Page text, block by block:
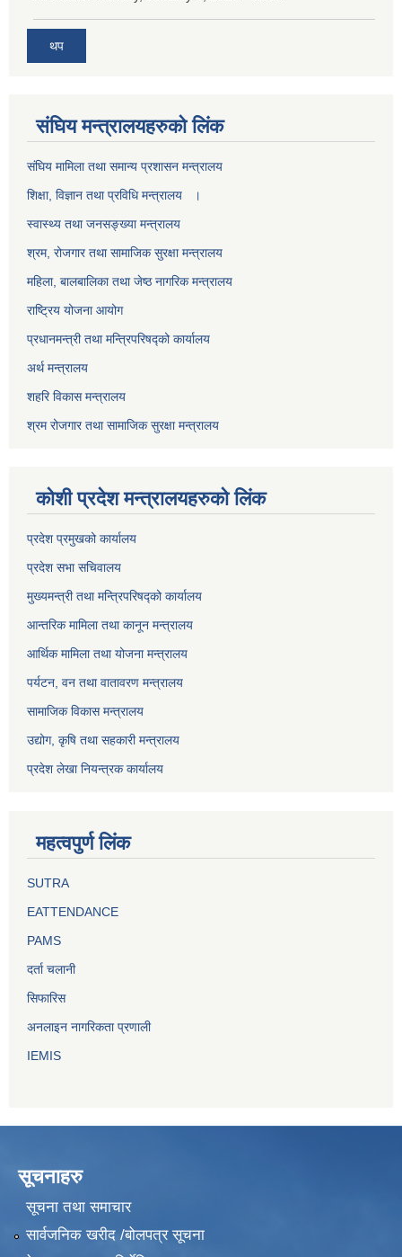
थप
स‌ंघिय मन्त्रालयहरुको लिंक
स‌ंघिय मामिला तथा समान्य प्रशासन मन्त्रालय
शिक्षा, विज्ञान तथा प्रविधि मन्त्रालय ।
स्वास्थ्य तथा जनसङ्ख्या मन्त्रालय
श्रम, रोजगार तथा सामाजिक सुरक्षा मन्त्रालय
महिला, बालबालिका तथा जेष्ठ नागरिक मन्त्रालय
राष्ट्रिय योजना आयोग
प्रधानमन्त्री तथा मन्त्रिपरिषद्को कार्यालय
अर्थ मन्त्रालय
शहरि विकास मन्त्रालय
श्रम रोजगार तथा सामाजिक सुरक्षा मन्त्रालय
कोशी प्रदेश मन्त्रालयहरुको लिंक
प्रदेश प्रमुखको कार्यालय
प्रदेश सभा सचिवालय
मुख्यमन्त्री तथा मन्त्रिपरिषद्को कार्यालय
आन्तरिक मामिला तथा कानून मन्त्रालय
आर्थिक मामिला तथा योजना मन्त्रालय
पर्यटन, वन तथा वातावरण मन्त्रालय
सामाजिक विकास मन्त्रालय
उद्योग, कृषि तथा सहकारी मन्त्रालय
प्रदेश लेखा नियन्त्रक कार्यालय
महत्वपुर्ण लिंक
SUTRA
EATTENDANCE
PAMS
दर्ता चलानी
सिफारिस
अनलाइन नागरिकता प्रणाली
IEMIS
सूचनाहरु
सूचना तथा समाचार
सार्वजनिक खरीद /बोलपत्र सूचना